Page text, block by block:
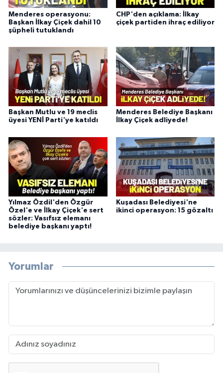
Menderes operasyonu:
Başkan İlkay Çiçek dahil 10
şüpheli tutuklandı
CHP'den açıklama: İlkay
çiçek partiden ihraç ediliyor
Başkan Mutlu ve 19 meclis
üyesi YENİ Parti'ye katıldı
Menderes Belediye Başkanı
İlkay Çiçek adliyede!
Yılmaz Özdil'den Özgür
Özel'e ve İlkay Çiçek'e sert
sözler: Vasıfsız elemanı
belediye başkanı yaptı!
Kuşadası Belediyesi'ne
ikinci operasyon: 15 gözaltı
Yorumlar